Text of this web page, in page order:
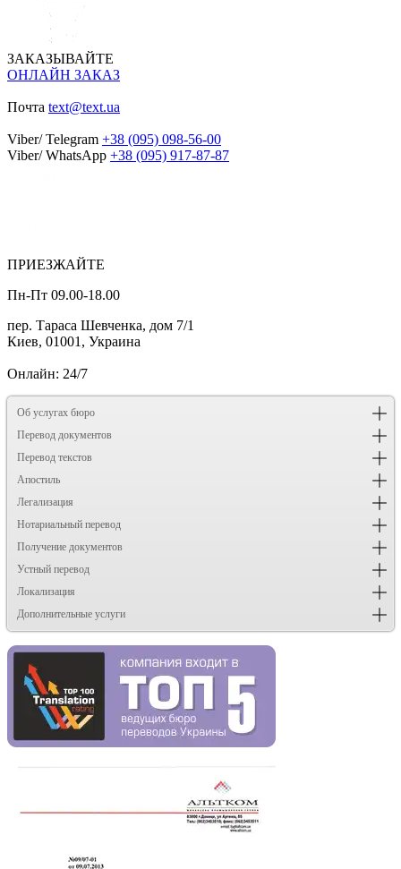
ЗАКАЗЫВАЙТЕ
ОНЛАЙН ЗАКАЗ
Почта text@text.ua
Viber/ Telegram +38 (095) 098-56-00
Viber/ WhatsApp +38 (095) 917-87-87
ПРИЕЗЖАЙТЕ
Пн-Пт 09.00-18.00
пер. Тараса Шевченка, дом 7/1
Киев, 01001, Украина
Онлайн: 24/7
Об услугах бюро
Перевод документов
Перевод текстов
Апостиль
Легализация
Нотариальный перевод
Получение документов
Устный перевод
Локализация
Дополнительные услуги